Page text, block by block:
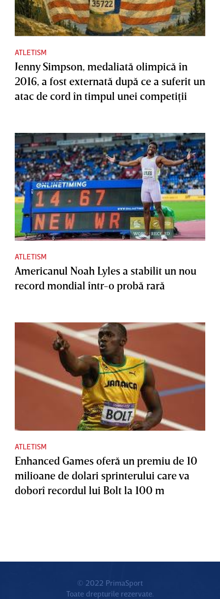
ATLETISM
Jenny Simpson, medaliată olimpică în
2016, a fost externată după ce a suferit un
atac de cord în timpul unei competiţii
ATLETISM
Americanul Noah Lyles a stabilit un nou
record mondial într-o probă rară
ATLETISM
Enhanced Games oferă un premiu de 10
milioane de dolari sprinterului care va
doborî recordul lui Bolt la 100 m
© 2022 PrimaSport
Toate drepturile rezervate.